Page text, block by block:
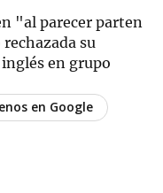
"al parecer parten
su
en grupo
en Google